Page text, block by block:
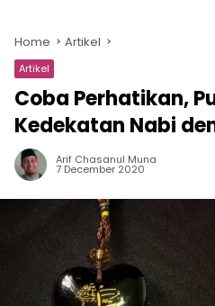
Home Artikel
Artikel
Coba Perhatikan,
Kedekatan Nabi
Arif Chasanul Muna
7 December 2020